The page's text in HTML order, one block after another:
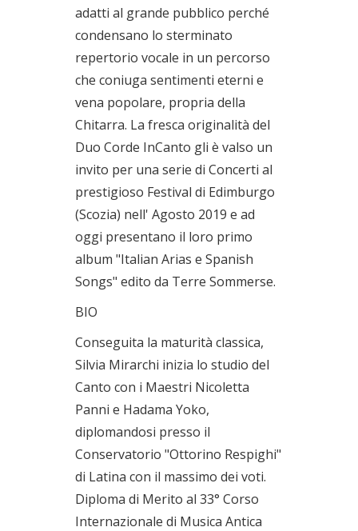
adatti al grande pubblico perché
condensano lo sterminato
repertorio vocale in un percorso
che coniuga sentimenti eterni e
vena popolare, propria della
Chitarra. La fresca originalità del
Duo Corde InCanto gli è valso un
invito per una serie di Concerti al
prestigioso Festival di Edimburgo
(Scozia) nell' Agosto 2019 e ad
oggi presentano il loro primo
album "Italian Arias e Spanish
Songs" edito da Terre Sommerse.
BIO
Conseguita la maturità classica,
Silvia Mirarchi inizia lo studio del
Canto con i Maestri Nicoletta
Panni e Hadama Yoko,
diplomandosi presso il
Conservatorio "Ottorino Respighi"
di Latina con il massimo dei voti.
Diploma di Merito al 33° Corso
Internazionale di Musica Antica